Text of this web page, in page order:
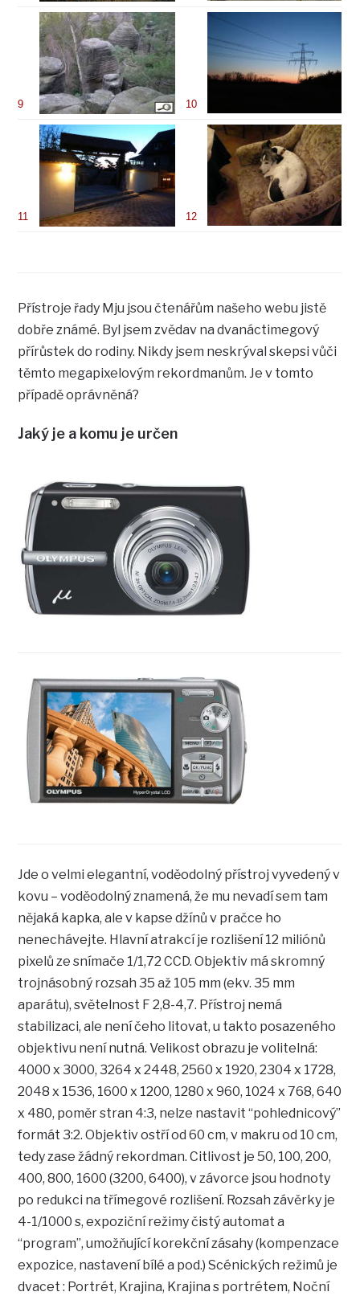
9 10
11 12
Přístroje řady Mju jsou čtenářům našeho webu jistě
dobře známé. Byl jsem zvědav na dvanáctimegový
přírůstek do rodiny. Nikdy jsem neskrýval skepsi vůči
těmto megapixelovým rekordmanům. Je v tomto
případě oprávněná?
Jaký je a komu je určen
Jde o velmi elegantní, voděodolný přístroj vyvedený v
kovu – voděodolný znamená, že mu nevadí sem tam
nějaká kapka, ale v kapse džínů v pračce ho
nenechávejte. Hlavní atrakcí je rozlišení 12 miliónů
pixelů ze snímače 1/1,72 CCD. Objektiv má skromný
trojnásobný rozsah 35 až 105 mm (ekv. 35 mm
aparátu), světelnost F 2,8-4,7. Přístroj nemá
stabilizaci, ale není čeho litovat, u takto posazeného
objektivu není nutná. Velikost obrazu je volitelná:
4000 x 3000, 3264 x 2448, 2560 x 1920, 2304 x 1728,
2048 x 1536, 1600 x 1200, 1280 x 960, 1024 x 768, 640
x 480, poměr stran 4:3, nelze nastavit “pohlednicový”
formát 3:2. Objektiv ostří od 60 cm, v makru od 10 cm,
tedy zase žádný rekordman. Citlivost je 50, 100, 200,
400, 800, 1600 (3200, 6400), v závorce jsou hodnoty
po redukci na třímegové rozlišení. Rozsah závěrky je
4-1/1000 s, expoziční režimy čistý automat a
“program”, umožňující korekční zásahy (kompenzace
expozice, nastavení bílé a pod.) Scénických režimů je
dvacet : Portrét, Krajina, Krajina s portrétem, Noční